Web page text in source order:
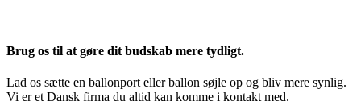
Brug os til at gøre dit budskab mere tydligt.
Lad os sætte en ballonport eller ballon søjle op og bliv mere synlig.
Vi er et Dansk firma du altid kan komme i kontakt med.